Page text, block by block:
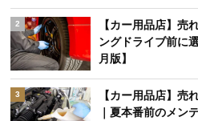
2
【カー用品店】売
ングドライブ前に
月版】
3
【カー用品店】売
｜夏本番前のメン